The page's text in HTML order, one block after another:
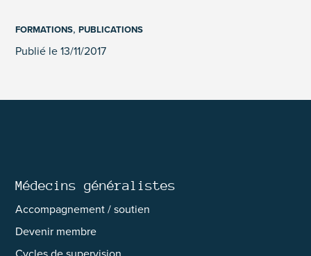
FORMATIONS,PUBLICATIONS
Publié le 13/11/2017
Médecins généralistes
Accompagnement / soutien
Devenir membre